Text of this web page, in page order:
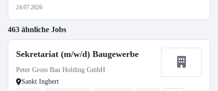
24.07.2026
463 ähnliche Jobs
Sekretariat (m/w/d) Baugewerbe
Peter Gross Bau Holding GmbH
Sankt Ingbert